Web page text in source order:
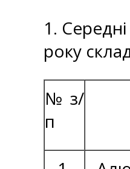
1.
року
№ з/
п